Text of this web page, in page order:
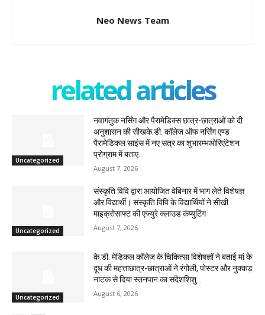
Neo News Team
related articles
Uncategorized
नवागंतुक नर्सिंग और पैरामेडिक्स छात्र-छात्राओं को दी
अनुशासन की सीखके.डी. कॉलेज ऑफ नर्सिंग एण्ड
पैरामेडिकल साइंस में नए सत्र का शुभारम्भओरिएंटेशन
प्रोग्राम में बताए...
August 7, 2026
Uncategorized
संस्कृति विवि द्वारा आयोजित वेबिनार में भाग लेते विशेषज्ञ
और विद्यार्थी। संस्कृति विवि के विद्यार्थियों ने सीखी
माइक्रोसाफ्ट की एज्युरे क्लाउड कंप्युटिंग
August 7, 2026
Uncategorized
के.डी. मेडिकल कॉलेज के चिकित्सा विशेषज्ञों ने बताई मां के
दूध की महत्ताछात्र-छात्राओं ने रंगोली, पोस्टर और नुक्कड़
नाटक से दिया स्तनपान का संदेशशिशु...
August 6, 2026